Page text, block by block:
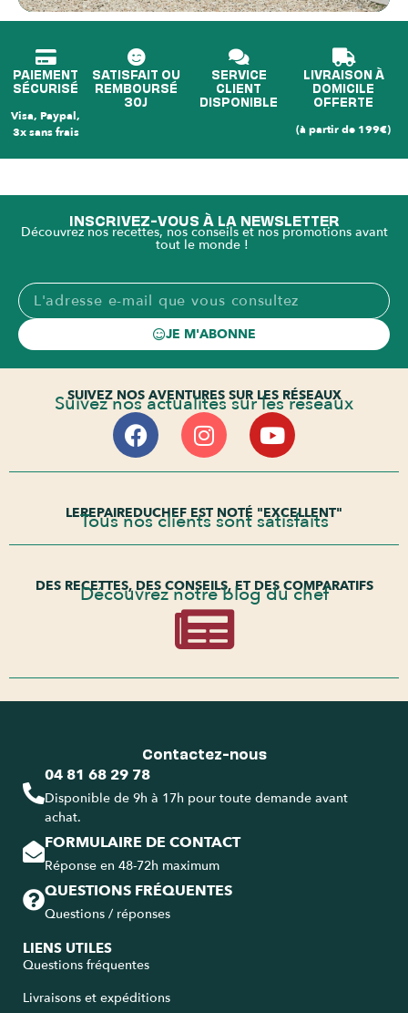
PAIEMENT
SÉCURISÉ
Visa, Paypal,
3x sans frais
SATISFAIT OU
REMBOURSÉ
30J
SERVICE
CLIENT
DISPONIBLE
LIVRAISON À
DOMICILE
OFFERTE
(à partir de 199€)
INSCRIVEZ-VOUS À LA NEWSLETTER
Découvrez nos recettes, nos conseils et nos promotions avant
tout le monde !
JE M'ABONNE
SUIVEZ NOS AVENTURES SUR LES RÉSEAUX
Suivez nos actualités sur les réseaux
LEREPAIREDUCHEF EST NOTÉ "EXCELLENT"
Tous nos clients sont satisfaits
DES RECETTES, DES CONSEILS, ET DES COMPARATIFS
Découvrez notre blog du chef
Contactez-nous
04 81 68 29 78
Disponible de 9h à 17h pour toute demande avant
achat.
FORMULAIRE DE CONTACT
Réponse en 48-72h maximum
QUESTIONS FRÉQUENTES
Questions / réponses
LIENS UTILES
Questions fréquentes
Livraisons et expéditions